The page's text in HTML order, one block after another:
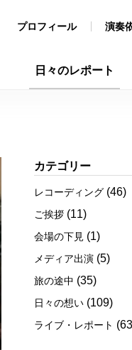
プロフィール 演奏
日々のレポート
カテゴリー
レコーディング (46)
ご挨拶 (11)
会場の下見 (1)
メディア出演 (5)
旅の途中 (35)
日々の想い (109)
ライブ・レポート